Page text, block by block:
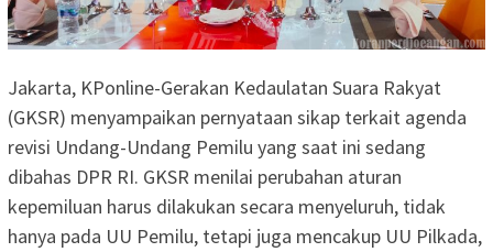
Jakarta, KPonline-Gerakan Kedaulatan Suara Rakyat
(GKSR) menyampaikan pernyataan sikap terkait agenda
revisi Undang-Undang Pemilu yang saat ini sedang
dibahas DPR RI. GKSR menilai perubahan aturan
kepemiluan harus dilakukan secara menyeluruh, tidak
hanya pada UU Pemilu, tetapi juga mencakup UU Pilkada,